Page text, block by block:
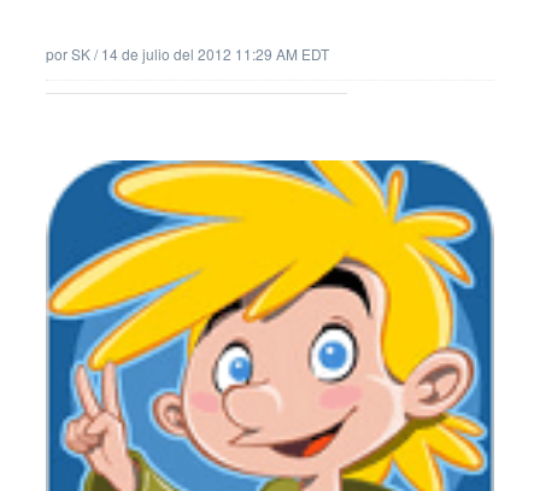
porSK/14 de julio del 2012 11:29 AM EDT